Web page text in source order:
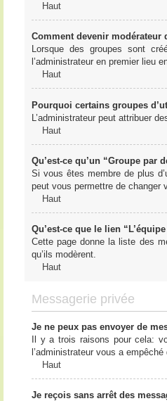
Haut
Comment devenir modérateur
Lorsque des groupes sont
l’administrateur en premier lieu
Haut
Pourquoi certains groupes
L’administrateur peut attribuer
Haut
Qu’est-ce qu’un “Groupe par
Si vous êtes membre de plus
peut vous permettre de changer
Haut
Qu’est-ce que le lien
Cette page donne la liste des
qu’ils modèrent.
Haut
Messagerie privée
Je ne peux pas envoyer de
Il y a trois raisons pour cela:
l’administrateur vous a
Haut
Je reçois sans arrêt des